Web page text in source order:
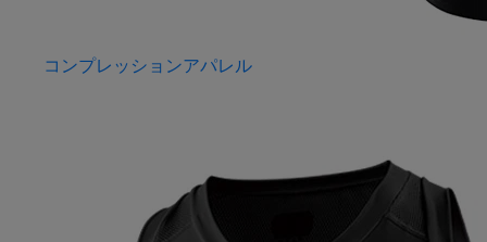
コンプレッションアパレル